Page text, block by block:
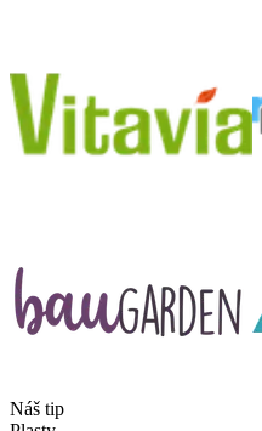
Náš tip